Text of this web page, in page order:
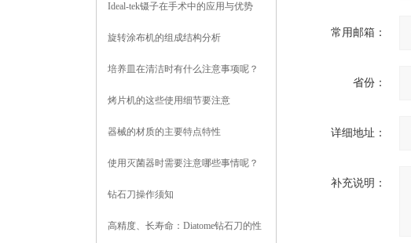
Ideal-tek镊子在手术中的应用与优势
旋转涂布机的组成结构分析
培养皿在清洁时有什么注意事项呢？
烤片机的这些使用细节要注意
器械的材质的主要特点特性
使用灭菌器时需要注意哪些事情呢？
钻石刀操作须知
高精度、长寿命：Diatome钻石刀的性
常用邮箱：
省份：
详细地址：
补充说明：